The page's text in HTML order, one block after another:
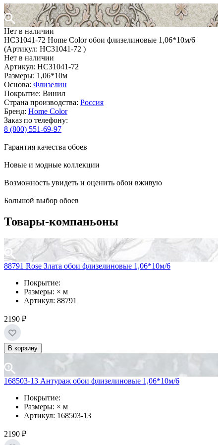
Нет в наличии
HC31041-72 Home Color обои флизелиновые 1,06*10м/6
(Артикул: HC31041-72 )
Нет в наличии
Артикул: HC31041-72
Размеры: 1,06*10м
Основа: Флизелин
Покрытие: Винил
Страна производства: Россия
Бренд: Home Color
Заказ по телефону:
8 (800) 551-69-97
Гарантия качества обоев
Новые и модные коллекции
Возможность увидеть и оценить обои вживую
Большой выбор обоев
Товары-компаньоны
88791 Rose Злата обои флизелиновые 1,06*10м/6
Покрытие:
Размеры: × м
Артикул: 88791
2190 ₽
В корзину
168503-13 Антураж обои флизелиновые 1,06*10м/6
Покрытие:
Размеры: × м
Артикул: 168503-13
2190 ₽